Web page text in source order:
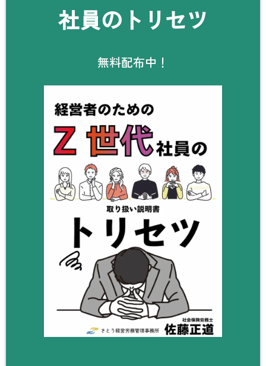
社員のトリセツ
無料配布中！